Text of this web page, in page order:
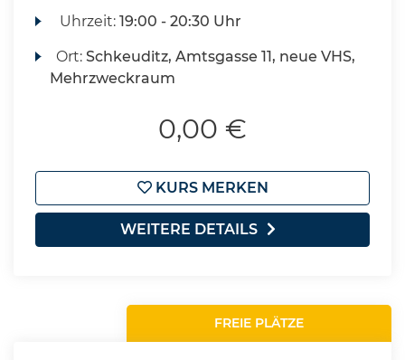
Uhrzeit:19:00 - 20:30 Uhr
Ort:Schkeuditz, Amtsgasse 11, neue VHS,
Mehrzweckraum
0,00 €
KURS MERKEN
WEITERE DETAILS
FREIE PLÄTZE